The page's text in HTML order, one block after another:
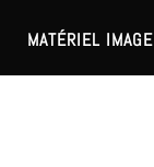
MATÉRIEL IMAGE